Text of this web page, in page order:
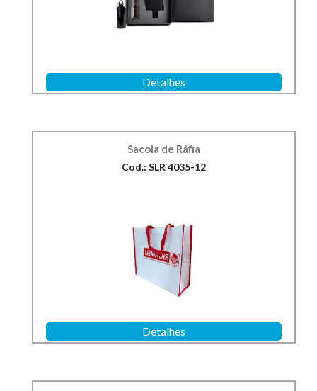
Detalhes
Sacola de Ráfia
Cod.: SLR 4035-12
Detalhes